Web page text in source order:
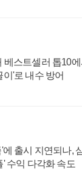
베스트셀러 톱10
이'로 내수 방어
출시 지연되나,
수익 다각화 속도